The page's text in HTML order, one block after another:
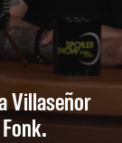
Villaseñor